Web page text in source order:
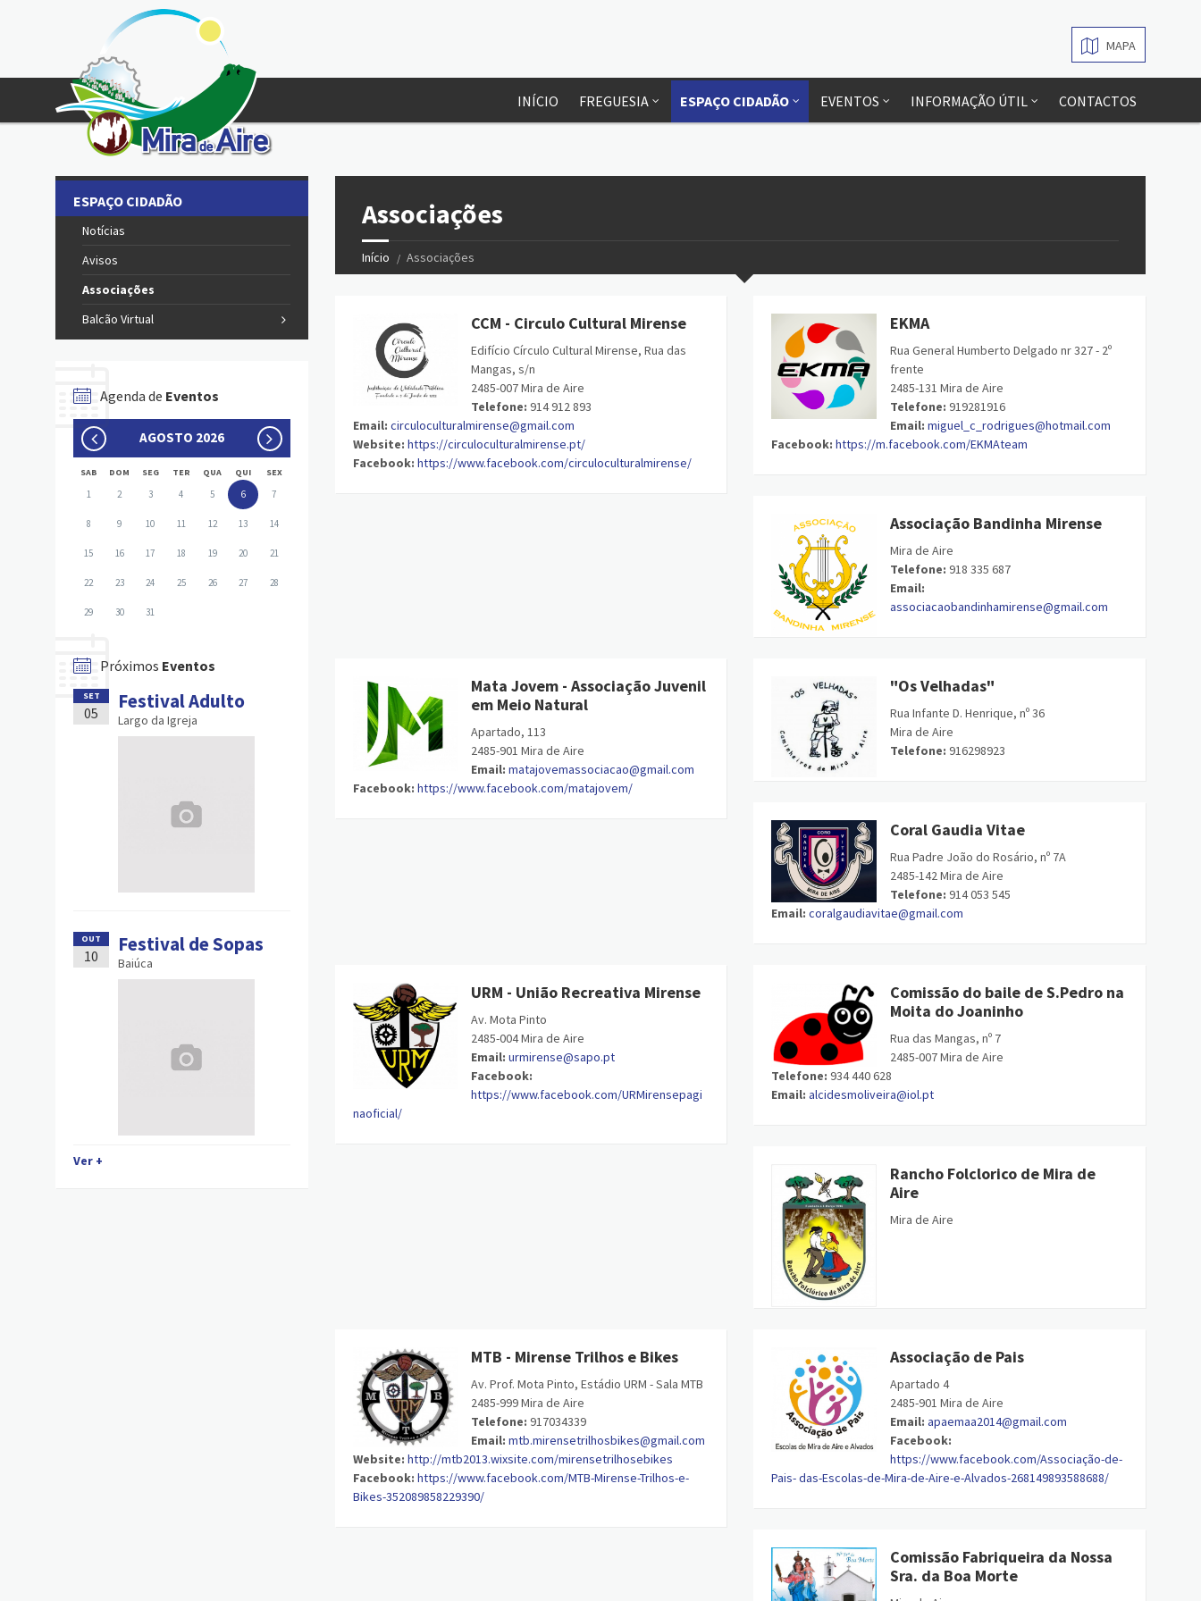
MAPA
INÍCIO FREGUESIA ESPAÇO CIDADÃO EVENTOS INFORMAÇÃO ÚTIL CONTACTOS
Associações
Início Associações
CCM - Circulo Cultural Mirense
Edifício Círculo Cultural Mirense, Rua das
Mangas, s/n
2485-007 Mira de Aire
Telefone: 914 912 893
Email: circuloculturalmirense@gmail.com
Website: https://circuloculturalmirense.pt/
Facebook: https://www.facebook.com/circuloculturalmirense/
EKMA
Rua General Humberto Delgado nr 327 - 2º
frente
2485-131 Mira de Aire
Telefone: 919281916
Email: miguel_c_rodrigues@hotmail.com
Facebook: https://m.facebook.com/EKMAteam
Associação Bandinha Mirense
Mira de Aire
Telefone: 918 335 687
Email:
associacaobandinhamirense@gmail.com
Mata Jovem - Associação Juvenil
em Meio Natural
Apartado, 113
2485-901 Mira de Aire
Email: matajovemassociacao@gmail.com
Facebook: https://www.facebook.com/matajovem/
"Os Velhadas"
Rua Infante D. Henrique, nº 36
Mira de Aire
Telefone: 916298923
Coral Gaudia Vitae
Rua Padre João do Rosário, nº 7A
2485-142 Mira de Aire
Telefone: 914 053 545
Email: coralgaudiavitae@gmail.com
URM - União Recreativa Mirense
Av. Mota Pinto
2485-004 Mira de Aire
Email: urmirense@sapo.pt
Facebook:
https://www.facebook.com/URMirensepagi
naoficial/
Comissão do baile de S.Pedro na
Moita do Joaninho
Rua das Mangas, nº 7
2485-007 Mira de Aire
Telefone: 934 440 628
Email: alcidesmoliveira@iol.pt
Rancho Folclorico de Mira de
Aire
Mira de Aire
MTB - Mirense Trilhos e Bikes
Av. Prof. Mota Pinto, Estádio URM - Sala MTB
2485-999 Mira de Aire
Telefone: 917034339
Email: mtb.mirensetrilhosbikes@gmail.com
Website: http://mtb2013.wixsite.com/mirensetrilhosebikes
Facebook: https://www.facebook.com/MTB-Mirense-Trilhos-e-
Bikes-352089858229390/
Associação de Pais
Apartado 4
2485-901 Mira de Aire
Email: apaemaa2014@gmail.com
Facebook:
https://www.facebook.com/Associação-de-
Pais- das-Escolas-de-Mira-de-Aire-e-Alvados-268149893588688/
Comissão Fabriqueira da Nossa
Sra. da Boa Morte
ESPAÇO CIDADÃO
Notícias
Avisos
Associações
Balcão Virtual
Agenda de Eventos
AGOSTO 2026
SAB DOM SEG TER QUA QUI SEX
1 2 3 4 5 6 7
8 9 10 11 12 13 14
15 16 17 18 19 20 21
22 23 24 25 26 27 28
29 30 31
Próximos Eventos
SET
05 Festival Adulto
Largo da Igreja
OUT
10 Festival de Sopas
Baiúca
Ver +